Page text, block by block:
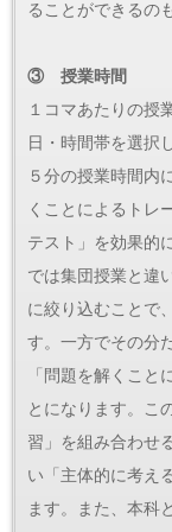
ることができるの
③ 授業時間
１コマあたりの授
日・時間帯を選択
５分の授業時間内
くことによるトレ
テスト」を効果的
では集団授業と違
に絞り込むことで
す。一方でその分
「問題を解くこと
とになります。こ
習」を組み合わせ
い「主体的に考え
ます。また、本科